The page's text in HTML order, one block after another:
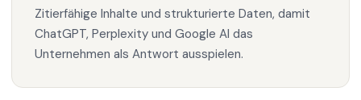
Zitierfähige Inhalte und strukturierte Daten, damit
ChatGPT, Perplexity und Google AI das
Unternehmen als Antwort ausspielen.